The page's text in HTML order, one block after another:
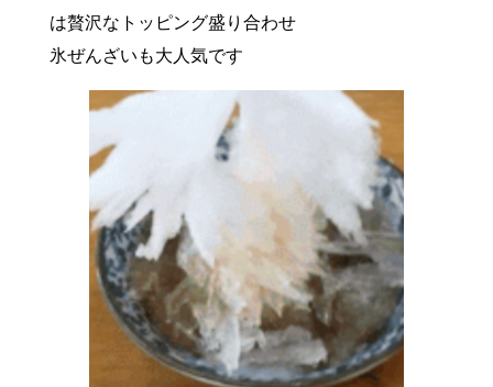
は贅沢なトッピング盛り合わせ
氷ぜんざいも大人気です